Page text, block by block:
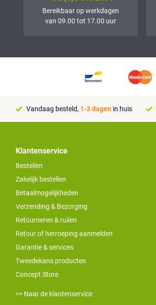
Bereikbaar op werkdagen
van 09.00 tot 17.00 uur
Vandaag besteld, 1-3 dagen in huis
Klantenservice
Bestellen
Zakelijk bestellen
Betaalmogelijkheden
Verzending & Bezorging
Retourneren & ruilen
Retour of herroeping aanmelden
Garantie & services
Tweedekans producten
Concept Store
>> Naar de klantenservice